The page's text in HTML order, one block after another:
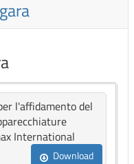
l'affidamento del
International
Download